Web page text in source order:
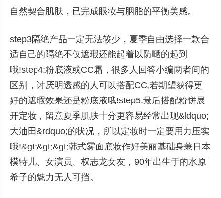
自然契合肌肤，已完成眼妆与胭脂的平衡美感。
step3隔绝产品一定无法较少，夏季自由选择一款合
适自己的隔绝不仅遮瑕还能起着以防嗮的起到
哦!step4:粉底液或CC霜，很多人回答小编两者间的
区别，讨厌明透感的人可以搭配CC,若期望获得更
好的遮瑕效果还是粉底液哦!step5:最后搭配粉饼展
开定妆，留意夏季肌肤十分更容易经常出现&ldquo;
大油田&rdquo;的状况，所以定妆时一定要用力压实
哦!&gt;&gt;&gt;韩式雾面底妆作好美丽基础身兼日本
模特儿、女演员、权志龙女友，90年出生于的水原
希子的魅力无人可挡。